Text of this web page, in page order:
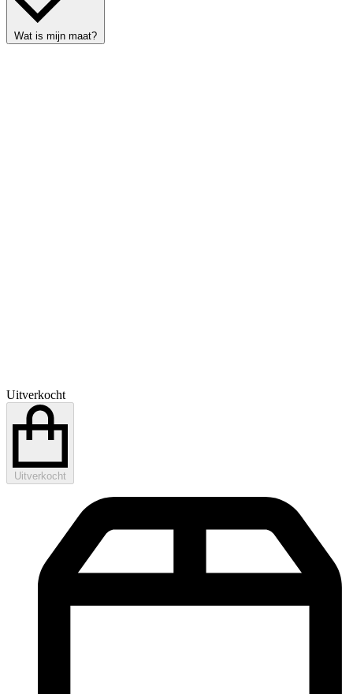
Wat is mijn maat?
Uitverkocht
Uitverkocht